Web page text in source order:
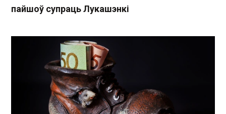
пайшоў супраць Лукашэнкі